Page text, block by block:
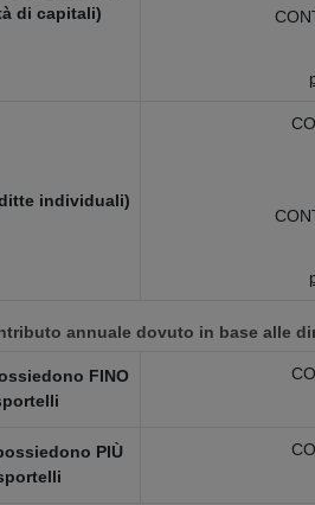
di capitali)
individuali)
annuale dovuto in base alle
FINO
PIÙ